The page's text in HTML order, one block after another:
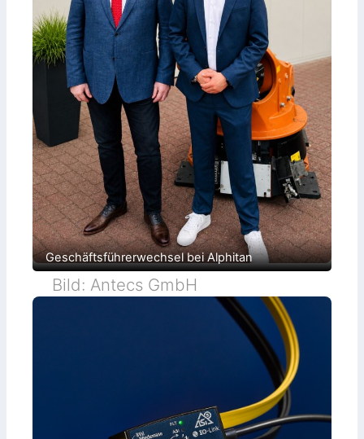
Geschäftsführerwechsel bei Alphitan
Bild: Antecs GmbH